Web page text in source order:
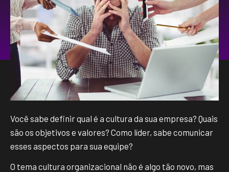
Você sabe definir qual é a cultura da sua empresa? Quais
são os objetivos e valores? Como líder, sabe comunicar
esses aspectos para sua equipe?
O tema cultura organizacional não é algo tão novo, mas